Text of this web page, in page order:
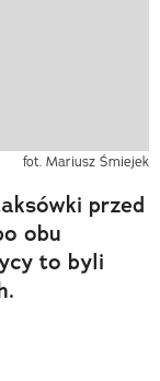
fot. Mariusz Śmiejek
przed
obu
to byli